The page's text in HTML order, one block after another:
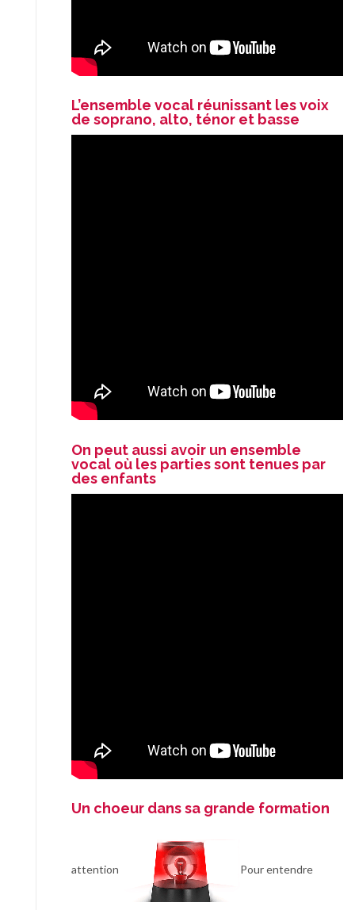
L’ensemble vocal réunissant les voix
de soprano, alto, ténor et basse
On peut aussi avoir un ensemble
vocal où les parties sont tenues par
des enfants
Un choeur dans sa grande formation
attention Pour entendre